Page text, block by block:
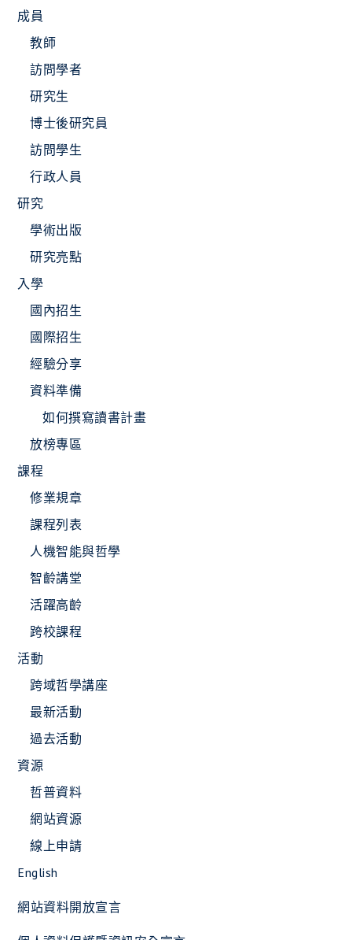
成員
教師
訪問學者
研究生
博士後研究員
訪問學生
行政人員
研究
學術出版
研究亮點
入學
國內招生
國際招生
經驗分享
資料準備
如何撰寫讀書計畫
放榜專區
課程
修業規章
課程列表
人機智能與哲學
智齡講堂
活躍高齡
跨校課程
活動
跨域哲學講座
最新活動
過去活動
資源
哲普資料
網站資源
線上申請
English
網站資料開放宣言